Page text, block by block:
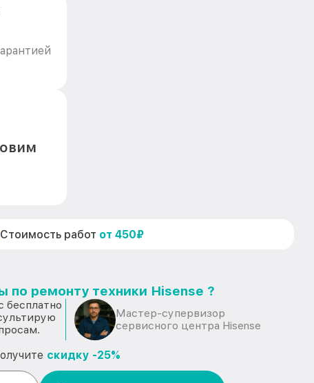
Стоимость работ от 450₽
по ремонту техники Hisense ?
бесплатно
Мастер-супервизор
сервисного центра Hisense
скидку -25%